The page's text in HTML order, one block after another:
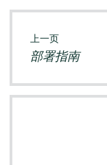
上一页
部署指南